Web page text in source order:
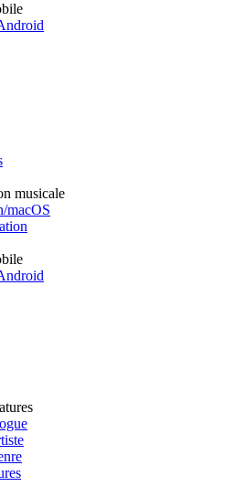
musicale
macOS